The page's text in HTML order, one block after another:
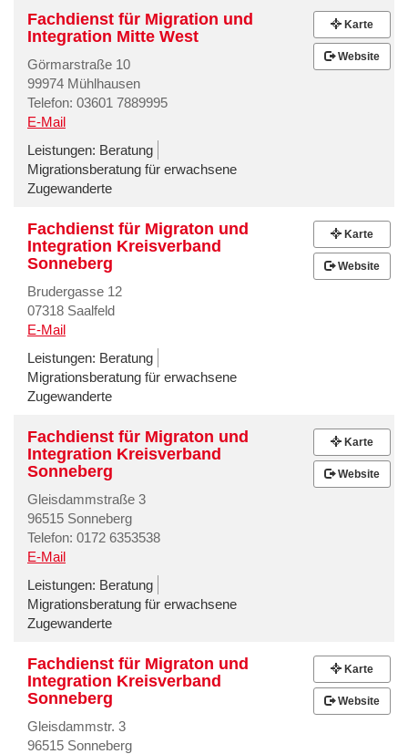
Fachdienst für Migration und
Integration Mitte West
Görmarstraße 10
99974 Mühlhausen
Telefon: 03601 7889995
E-Mail
Leistungen: Beratung
Migrationsberatung für erwachsene
Zugewanderte
Karte
Website
Fachdienst für Migraton und
Integration Kreisverband
Sonneberg
Brudergasse 12
07318 Saalfeld
E-Mail
Leistungen: Beratung
Migrationsberatung für erwachsene
Zugewanderte
Karte
Website
Fachdienst für Migraton und
Integration Kreisverband
Sonneberg
Gleisdammstraße 3
96515 Sonneberg
Telefon: 0172 6353538
E-Mail
Leistungen: Beratung
Migrationsberatung für erwachsene
Zugewanderte
Karte
Website
Fachdienst für Migraton und
Integration Kreisverband
Sonneberg
Gleisdammstr. 3
96515 Sonneberg
Karte
Website